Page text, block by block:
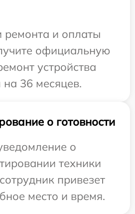
ремонта и оплаты
официальную
устройства
36 месяцев.
о готовности
о
техники
привезет
место и время.